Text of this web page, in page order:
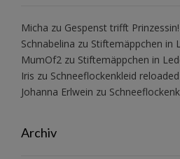
Micha zu Gespenst trifft Prinzessin!
Schnabelina zu Stiftemäppchen in
MumOf2 zu Stiftemäppchen in
Iris zu Schneeflockenkleid reloaded
Johanna Erlwein zu
Archiv